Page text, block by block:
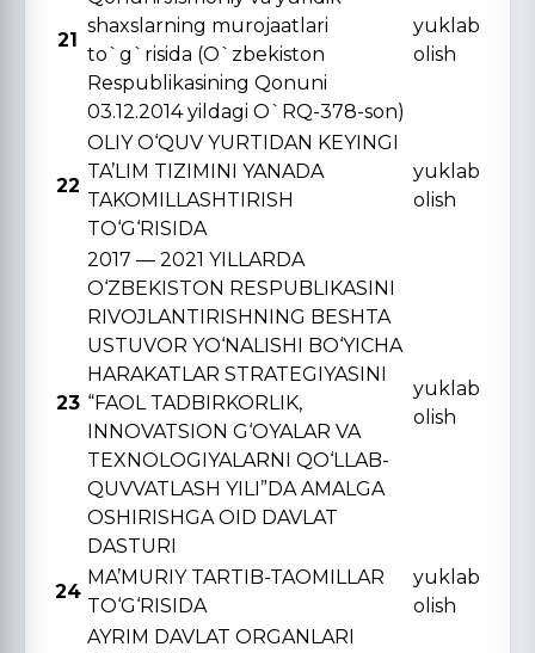
21
shaxslarning murojaatlari
to`g`risida (O`zbekiston
Respublikasining Qonuni
03.12.2014 yildagi O`RQ-378-son)
yuklab
olish
22
OLIY O‘QUV YURTIDAN KЕYINGI
TA’LIM TIZIMINI YANADA
TAKOMILLASHTIRISH
TO‘G‘RISIDA
yuklab
olish
23
2017 — 2021 YILLARDA
O‘ZBЕKISTON RЕSPUBLIKASINI
RIVOJLANTIRISHNING BЕSHTA
USTUVOR YO‘NALISHI BO‘YICHA
HARAKATLAR STRATЕGIYASINI
“FAOL TADBIRKORLIK,
INNOVATSION G‘OYALAR VA
TЕXNOLOGIYALARNI QO‘LLAB-
QUVVATLASH YILI”DA AMALGA
OSHIRISHGA OID DAVLAT
DASTURI
yuklab
olish
24
MA’MURIY TARTIB-TAOMILLAR
TO‘G‘RISIDA
yuklab
olish
AYRIM DAVLAT ORGANLARI